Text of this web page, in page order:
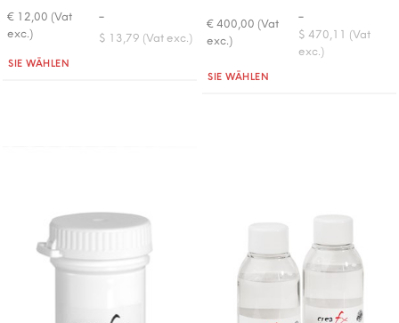
€ 12,00 (Vat
exc.)
-
$ 13,79 (Vat exc.)
Quantità
SIE WÄHLEN
€ 400,00 (Vat
exc.)
-
$ 470,11 (Vat
exc.)
Quantità
SIE WÄHLEN